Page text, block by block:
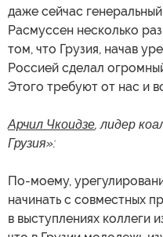
даже сейчас
Расмуссен несколько
том, что Грузия, начав
Россией сделал
Этого требуют от нас и
Арчил Чкоидзе, лидер
Грузия»:
По-моему,
начинать с совместных
в выступлениях коллеги